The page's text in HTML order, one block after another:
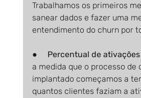
Trabalhamos os primeiros
sanear dados e fazer uma
entendimento do churn por
● Percentual de
a medida que o processo de
implantado começamos a
quantos clientes faziam a